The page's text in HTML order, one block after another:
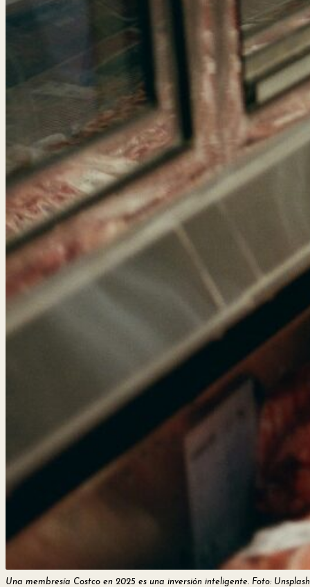
Una membresía Costco en 2025 es una inversión inteligente. Foto: Unsplash